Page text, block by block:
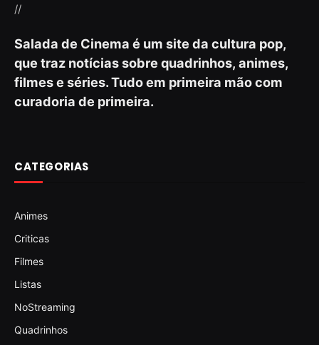
//
Salada de Cinema é um site da cultura pop,
que traz notícias sobre quadrinhos, animes,
filmes e séries. Tudo em primeira mão com
curadoria de primeira.
CATEGORIAS
Animes
Criticas
Filmes
Listas
NoStreaming
Quadrinhos